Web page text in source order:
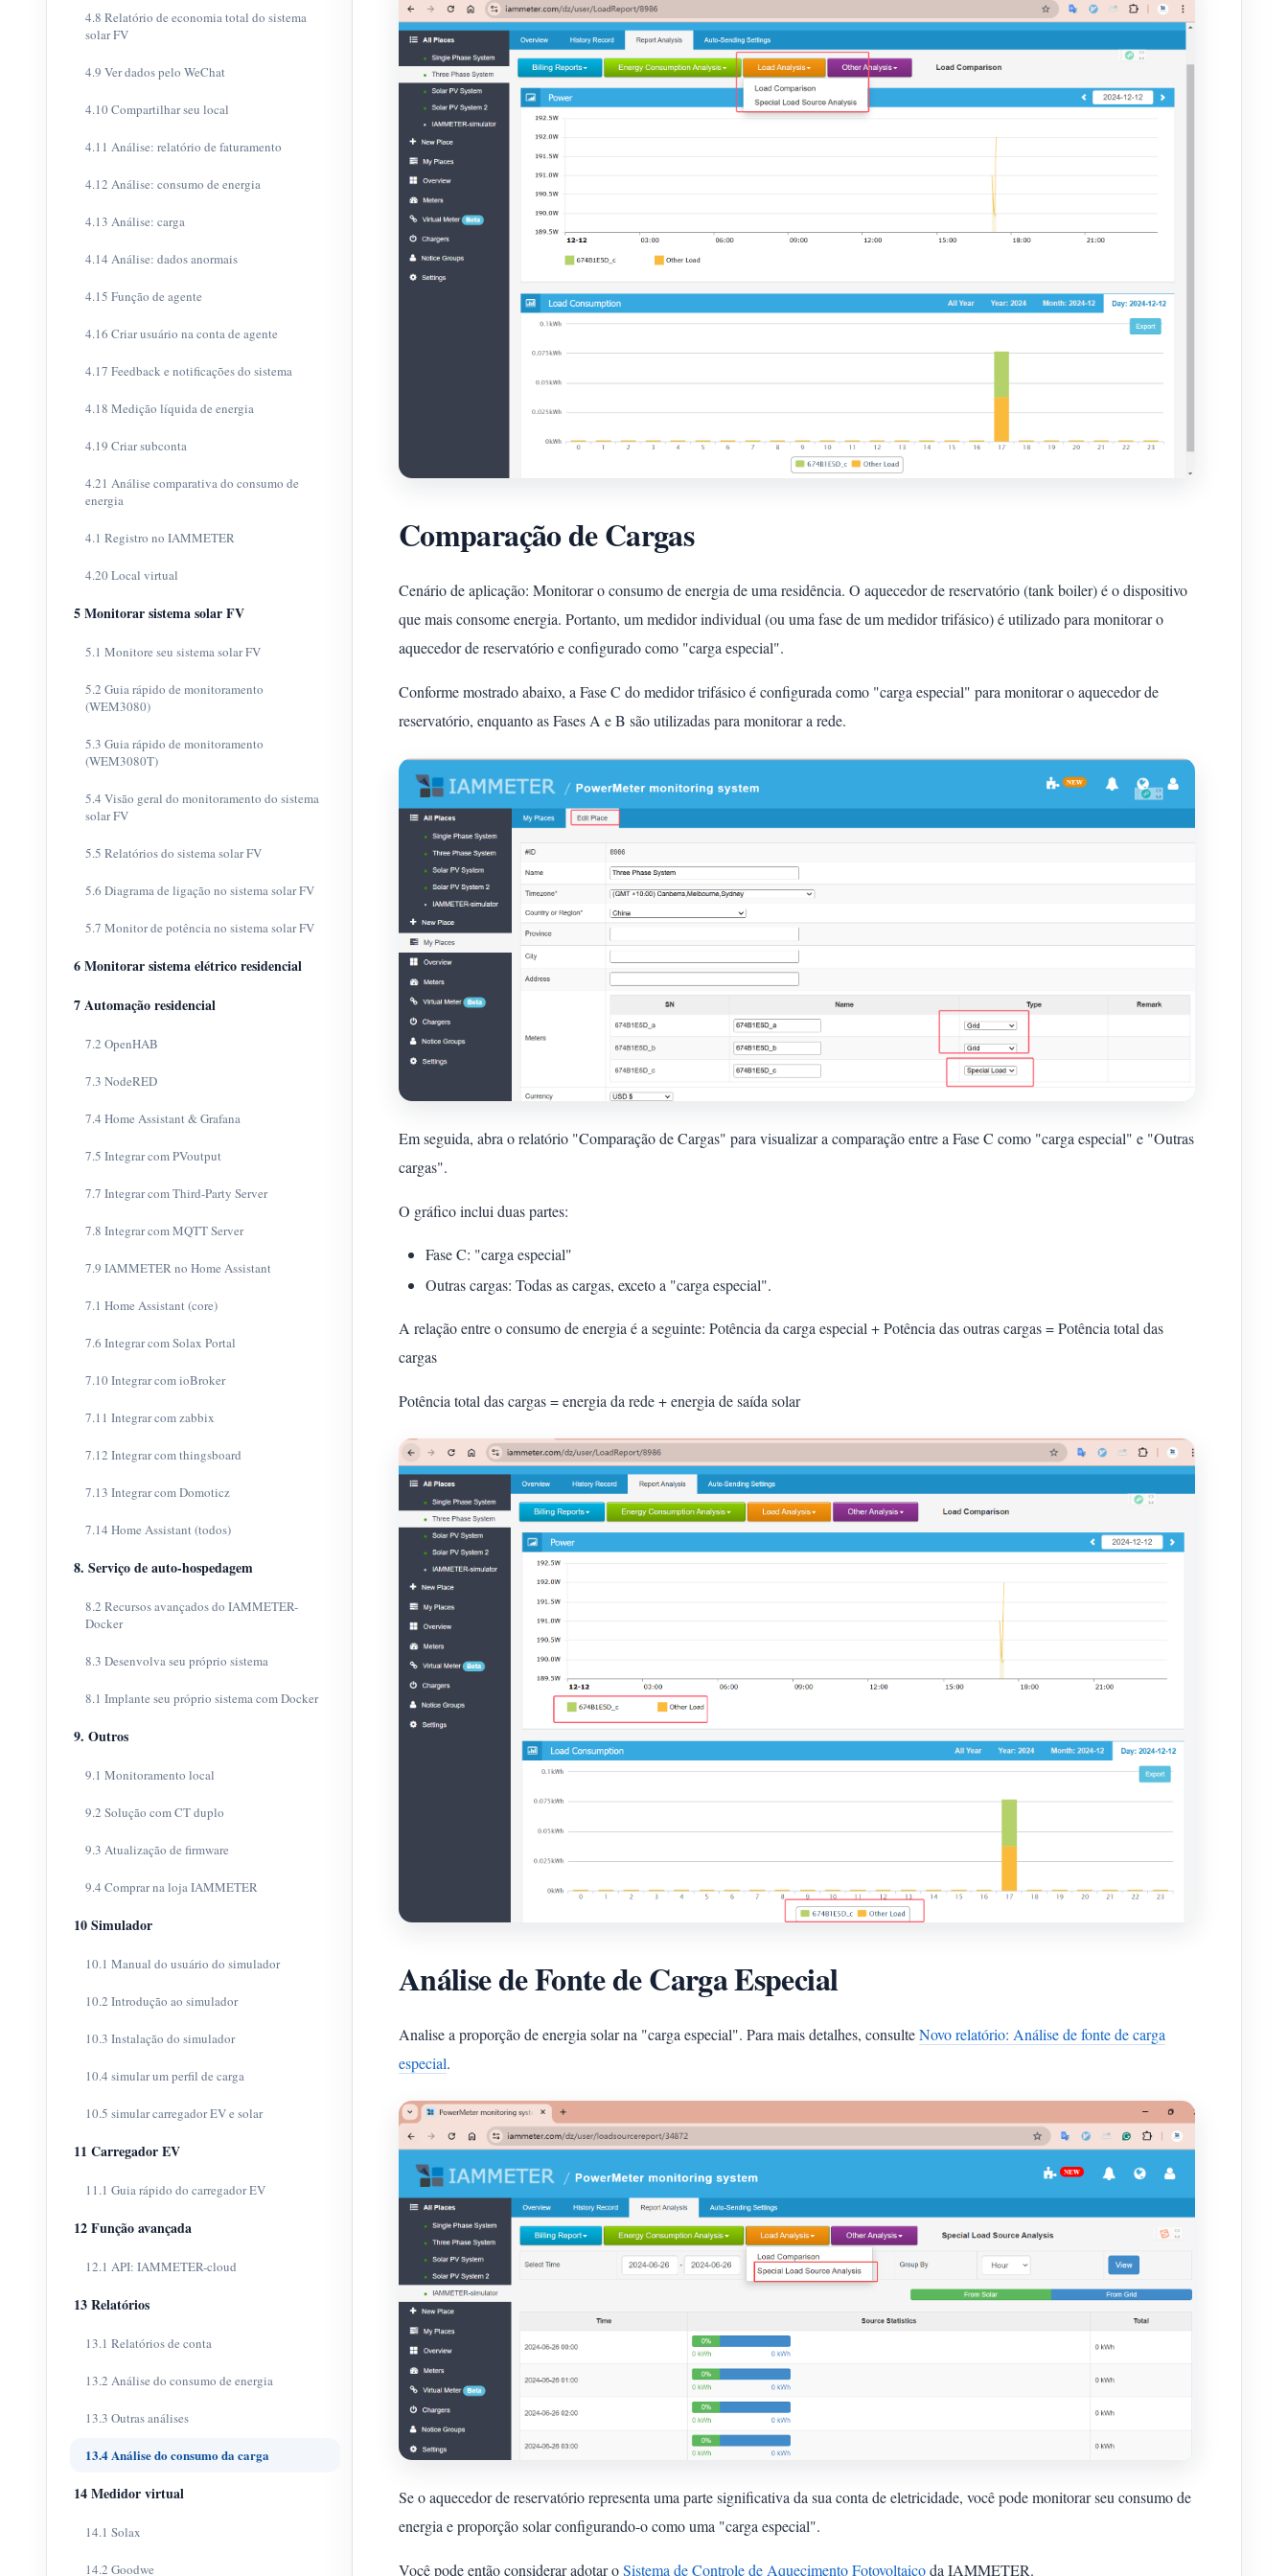
4.8 Relatório de economia total do sistema
solar FV
4.9 Ver dados pelo WeChat
4.10 Compartilhar seu local
4.11 Análise: relatório de faturamento
4.12 Análise: consumo de energia
4.13 Análise: carga
4.14 Análise: dados anormais
4.15 Função de agente
4.16 Criar usuário na conta de agente
4.17 Feedback e notificações do sistema
4.18 Medição líquida de energia
4.19 Criar subconta
4.21 Análise comparativa do consumo de
energia
4.1 Registro no IAMMETER
4.20 Local virtual
5 Monitorar sistema solar FV
5.1 Monitore seu sistema solar FV
5.2 Guia rápido de monitoramento
(WEM3080)
5.3 Guia rápido de monitoramento
(WEM3080T)
5.4 Visão geral do monitoramento do sistema
solar FV
5.5 Relatórios do sistema solar FV
5.6 Diagrama de ligação no sistema solar FV
5.7 Monitor de potência no sistema solar FV
6 Monitorar sistema elétrico residencial
7 Automação residencial
7.2 OpenHAB
7.3 NodeRED
7.4 Home Assistant & Grafana
7.5 Integrar com PVoutput
7.7 Integrar com Third-Party Server
7.8 Integrar com MQTT Server
7.9 IAMMETER no Home Assistant
7.1 Home Assistant (core)
7.6 Integrar com Solax Portal
7.10 Integrar com ioBroker
7.11 Integrar com zabbix
7.12 Integrar com thingsboard
7.13 Integrar com Domoticz
7.14 Home Assistant (todos)
8. Serviço de auto-hospedagem
8.2 Recursos avançados do IAMMETER-
Docker
8.3 Desenvolva seu próprio sistema
8.1 Implante seu próprio sistema com Docker
9. Outros
9.1 Monitoramento local
9.2 Solução com CT duplo
9.3 Atualização de firmware
9.4 Comprar na loja IAMMETER
10 Simulador
10.1 Manual do usuário do simulador
10.2 Introdução ao simulador
10.3 Instalação do simulador
10.4 simular um perfil de carga
10.5 simular carregador EV e solar
11 Carregador EV
11.1 Guia rápido do carregador EV
12 Função avançada
12.1 API: IAMMETER-cloud
13 Relatórios
13.1 Relatórios de conta
13.2 Análise do consumo de energia
13.3 Outras análises
13.4 Análise do consumo da carga
14 Medidor virtual
14.1 Solax
14.2 Goodwe
Comparação de Cargas
Cenário de aplicação: Monitorar o consumo de energia de uma residência. O aquecedor de reservatório (tank boiler) é o dispositivo
que mais consome energia. Portanto, um medidor individual (ou uma fase de um medidor trifásico) é utilizado para monitorar o
aquecedor de reservatório e configurado como "carga especial".
Conforme mostrado abaixo, a Fase C do medidor trifásico é configurada como "carga especial" para monitorar o aquecedor de
reservatório, enquanto as Fases A e B são utilizadas para monitorar a rede.
Em seguida, abra o relatório "Comparação de Cargas" para visualizar a comparação entre a Fase C como "carga especial" e "Outras
cargas".
O gráfico inclui duas partes:
Fase C: "carga especial"
Outras cargas: Todas as cargas, exceto a "carga especial".
A relação entre o consumo de energia é a seguinte: Potência da carga especial + Potência das outras cargas = Potência total das
cargas
Potência total das cargas = energia da rede + energia de saída solar
Análise de Fonte de Carga Especial
Analise a proporção de energia solar na "carga especial". Para mais detalhes, consulteNovo relatório: Análise de fonte de carga
especial.
Se o aquecedor de reservatório representa uma parte significativa da sua conta de eletricidade, você pode monitorar seu consumo de
energia e proporção solar configurando-o como uma "carga especial".
Você pode então considerar adotar oSistema de Controle de Aquecimento Fotovoltaicoda IAMMETER.